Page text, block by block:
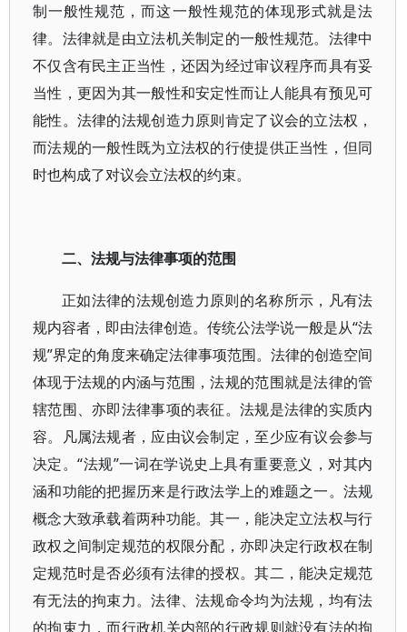
制一般性规范，而这一般性规范的体现形式就是法
律。法律就是由立法机关制定的一般性规范。法律中
不仅含有民主正当性，还因为经过审议程序而具有妥
当性，更因为其一般性和安定性而让人能具有预见可
能性。法律的法规创造力原则肯定了议会的立法权，
而法规的一般性既为立法权的行使提供正当性，但同
时也构成了对议会立法权的约束。
二、法规与法律事项的范围
正如法律的法规创造力原则的名称所示，凡有法
规内容者，即由法律创造。传统公法学说一般是从“法
规”界定的角度来确定法律事项范围。法律的创造空间
体现于法规的内涵与范围，法规的范围就是法律的管
辖范围、亦即法律事项的表征。法规是法律的实质内
容。凡属法规者，应由议会制定，至少应有议会参与
决定。“法规”一词在学说史上具有重要意义，对其内
涵和功能的把握历来是行政法学上的难题之一。法规
概念大致承载着两种功能。其一，能决定立法权与行
政权之间制定规范的权限分配，亦即决定行政权在制
定规范时是否必须有法律的授权。其二，能决定规范
有无法的拘束力。法律、法规命令均为法规，均有法
的拘束力，而行政机关内部的行政规则就没有法的拘